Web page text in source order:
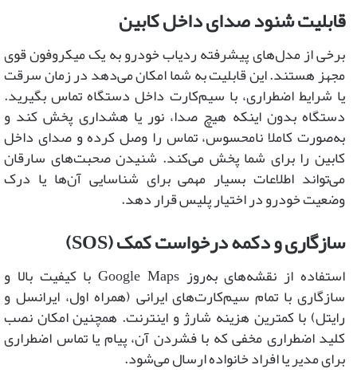
قابلیت شنود صدای داخل کابین
برخی از مدل‌های پیشرفته ردیاب خودرو به یک میکروفون قوی
مجهز هستند. این قابلیت به شما امکان می‌دهد در زمان سرقت
یا شرایط اضطراری، با سیم‌کارت داخل دستگاه تماس بگیرید.
دستگاه بدون اینکه هیچ صدا، نور یا هشداری پخش کند و
به‌صورت کاملا نامحسوس، تماس را وصل کرده و صدای داخل
کابین را برای شما پخش می‌کند. شنیدن صحبت‌های سارقان
می‌تواند اطلاعات بسیار مهمی برای شناسایی آن‌ها یا درک
وضعیت خودرو در اختیار پلیس قرار دهد.
سازگاری و دکمه درخواست کمک (SOS)
استفاده از نقشه‌های به‌روز Google Maps با کیفیت بالا و
سازگاری با تمام سیم‌کارت‌های ایرانی (همراه اول، ایرانسل و
رایتل) با کمترین هزینه شارژ و اینترنت. همچنین امکان نصب
کلید اضطراری مخفی که با فشردن آن، پیام یا تماس اضطراری
برای مدیر یا افراد خانواده ارسال می‌شود.